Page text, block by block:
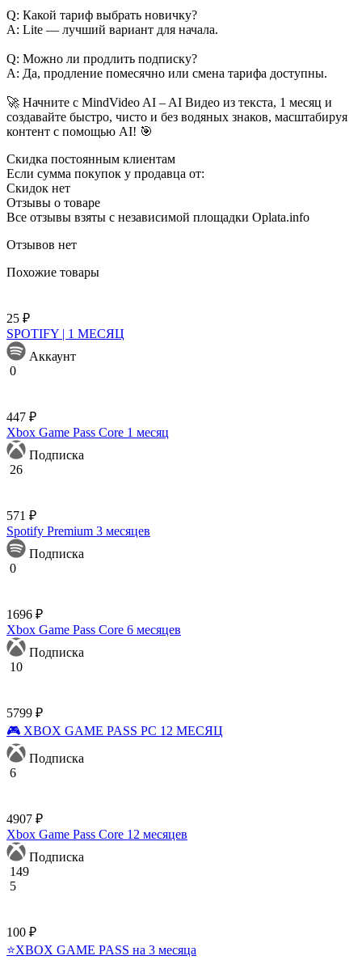
Q: Какой тариф выбрать новичку?
A: Lite — лучший вариант для начала.
Q: Можно ли продлить подписку?
A: Да, продление помесячно или смена тарифа доступны.
🚀 Начните с MindVideo AI – AI Видео из текста, 1 месяц и
создавайте быстро, чисто и без водяных знаков, масштабируя
контент с помощью AI! 🎯
Скидка постоянным клиентам
Если сумма покупок у продавца от:
Скидок нет
Отзывы о товаре
Все отзывы взяты с независимой площадки Oplata.info
Отзывов нет
Похожие товары
25 ₽
SPOTIFY | 1 МЕСЯЦ
Аккаунт
0
447 ₽
Xbox Game Pass Core 1 месяц
Подписка
26
571 ₽
Spotify Premium 3 месяцев
Подписка
0
1696 ₽
Xbox Game Pass Core 6 месяцев
Подписка
10
5799 ₽
🎮 XBOX GAME PASS PC 12 МЕСЯЦ
Подписка
6
4907 ₽
Xbox Game Pass Core 12 месяцев
Подписка
149
5
100 ₽
⭐XBOX GAME PASS на 3 месяца